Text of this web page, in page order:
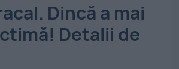
Dincă a mai
Detalii de